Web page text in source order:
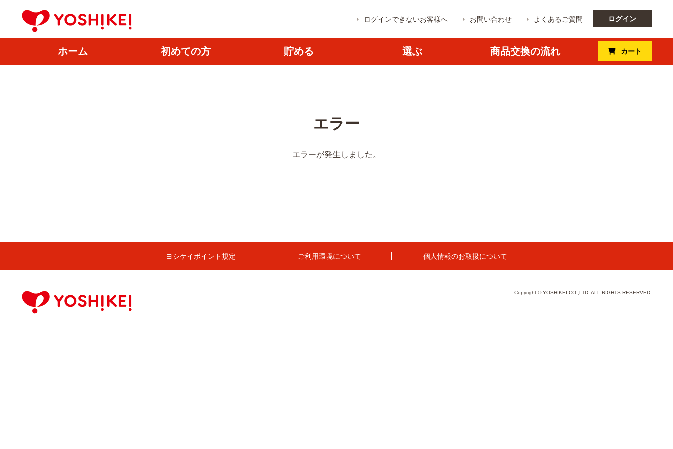
ログインできないお客様へ お問い合わせ よくあるご質問 ログイン
ホーム 初めての方 貯める 選ぶ 商品交換の流れ カート
エラー
エラーが発生しました。
ヨシケイポイント規定 ご利用環境について 個人情報のお取扱について
Copyright © YOSHIKEI CO.,LTD. ALL RIGHTS RESERVED.